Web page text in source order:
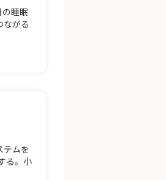
の睡眠
ながる
テムを
る。小